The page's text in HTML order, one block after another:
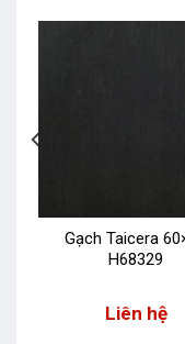
Gạch Taicera
H68329
Liên hệ